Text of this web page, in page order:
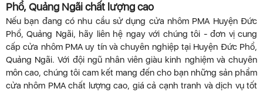
Phổ, Quảng Ngãi chất lượng cao
Nếu bạn đang có nhu cầu sử dụng cửa nhôm PMA Huyện Đức
Phổ, Quảng Ngãi, hãy liên hệ ngay với chúng tôi - đơn vị cung
cấp cửa nhôm PMA uy tín và chuyên nghiệp tại Huyện Đức Phổ,
Quảng Ngãi. Với đội ngũ nhân viên giàu kinh nghiệm và chuyên
môn cao, chúng tôi cam kết mang đến cho bạn những sản phẩm
cửa nhôm PMA chất lượng cao, giá cả cạnh tranh và dịch vụ tốt